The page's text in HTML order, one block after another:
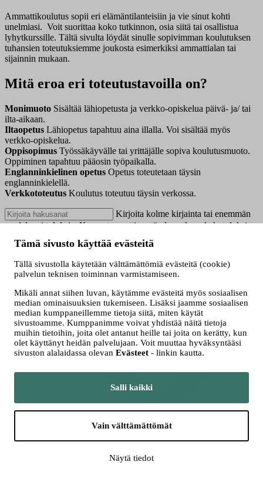
Tämä sivusto käyttää evästeitä
Tällä sivustolla käytetään välttämättömiä evästeitä (cookie)
palvelun teknisen toiminnan varmistamiseen.
Mikäli annat siihen luvan, käytämme evästeitä myös sosiaalisen
median ominaisuuksien tukemiseen. Lisäksi jaamme sosiaalisen
median kumppaneillemme tietoja siitä, miten käytät
sivustoamme. Kumppanimme voivat yhdistää näitä tietoja
muihin tietoihin, joita olet antanut heille tai joita on kerätty, kun
olet käyttänyt heidän palvelujaan. Voit muuttaa hyväksyntääsi
sivuston alalaidassa olevan Evästeet - linkin kautta.
Salli kaikki
Vain välttämättömät
Näytä tiedot
Ammattikoulutus sopii eri elämäntilanteisiin ja vie sinut kohti
unelmiasi. Voit suorittaa koko tutkinnon, osia siitä tai osallistua
lyhytkurssille. Tältä sivulta löydät sinulle sopivimman koulutuksen
tuhansien toteutuksiemme joukosta esimerkiksi ammattialan tai
sijainnin mukaan.
Mitä eroa eri toteutustavoilla on?
Monimuoto Sisältää lähiopetusta ja verkko-opiskelua päivä- ja/ tai
ilta-aikaan.
Iltaopetus Lähiopetus tapahtuu aina illalla. Voi sisältää myös
verkko-opiskelua.
Oppisopimus Työssäkäyvälle tai yrittäjälle sopiva koulutusmuoto.
Oppiminen tapahtuu pääosin työpaikalla.
Englanninkielinen opetus Opetus toteutetaan täysin
englanninkielellä.
Verkkototeutus Koulutus toteutuu täysin verkossa.
Kirjoita kolme kirjainta tai enemmän
saadaksesi tuloksia. Kun automaattisen täydennyksen hakutuloksia
valintaan. Kosketuslaitteiden käyttäjille, tutki koskettamalla tai
Näytä vain nyt haussa olevat
Valitse hakutapa
Kaikki
Jatkuva haku
Yhteishaku